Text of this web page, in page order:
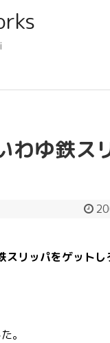
わゆ鉄ス
スリッパをゲットし
。